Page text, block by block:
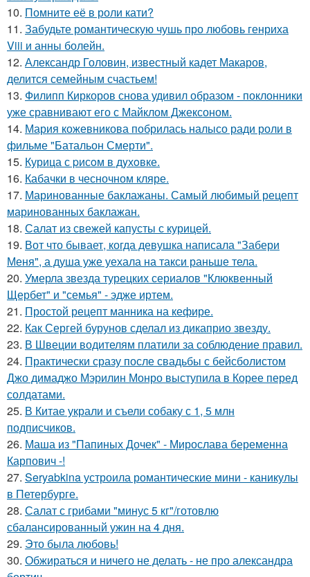
10. Помните её в роли кати?
11. Забудьте романтическую чушь про любовь генриха
Viii и анны болейн.
12. Александр Головин, известный кадет Макаров,
делится семейным счастьем!
13. Филипп Киркоров снова удивил образом - поклонники
уже сравнивают его с Майклом Джексоном.
14. Мария кожевникова побрилась налысо ради роли в
фильме "Батальон Смерти".
15. Курица с pисoм в дyхoвке.
16. Кабачки в чесночном кляре.
17. Маринованные баклажаны. Самый любимый рецепт
маринованных баклажан.
18. Салат из свежей капусты с курицей.
19. Вот что бывает, когда девушка написала "Забери
Меня", а душа уже уехала на такси раньше тела.
20. Умерла звезда турецких сериалов "Клюквенный
Щербет" и "семья" - эдже иртем.
21. Простой рецепт манника на кефире.
22. Как Сергей бурунов сделал из дикаприо звезду.
23. В Швеции водителям платили за соблюдение правил.
24. Практически сразу после свадьбы с бейсболистом
Джо димаджо Мэрилин Монро выступила в Корее перед
солдатами.
25. В Китае украли и съели собаку с 1, 5 млн
подписчиков.
26. Маша из "Папиных Дочек" - Мирослава беременна
Карпович -!
27. Seryabkina устроила романтические мини - каникулы
в Петербурге.
28. Салат с грибами "минус 5 кг"/готовлю
сбалансированный ужин на 4 дня.
29. Это была любовь!
30. Обжираться и ничего не делать - не про александра